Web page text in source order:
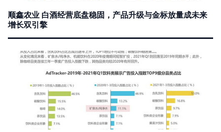
顺鑫农业 白酒经营底盘稳固，产品升级与金标放量成未来
增长双引擎